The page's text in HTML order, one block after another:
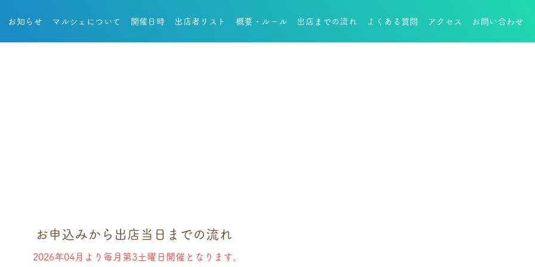
お知らせ マルシェについて 開催日時 出店者リスト 概要・ルール 出店までの流れ よくある質問 アクセス お問い合わせ
お申込みから出店当日までの流れ
2026年04月より毎月第3土曜日開催となります​。